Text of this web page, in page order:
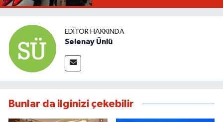
EDITÖR HAKKINDA
Selenay Ünlü
Bunlar da ilginizi çekebilir